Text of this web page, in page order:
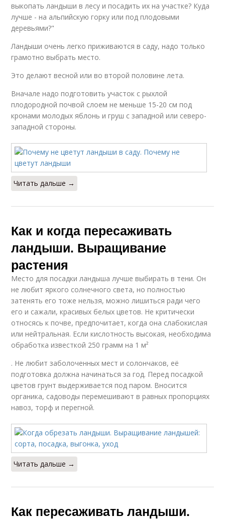
выкопать ландыши в лесу и посадить их на участке? Куда
лучше - на альпийскую горку или под плодовыми
деревьями?"
Ландыши очень легко приживаются в саду, надо только
грамотно выбрать место.
Это делают весной или во второй половине лета.
Вначале надо подготовить участок с рыхлой
плодородной почвой слоем не меньше 15-20 см под
кронами молодых яблонь и груш с западной или северо-
западной стороны.
Читать дальше →
Как и когда пересаживать
ландыши. Выращивание
растения
Место для посадки ландыша лучше выбирать в тени. Он
не любит яркого солнечного света, но полностью
затенять его тоже нельзя, можно лишиться ради чего
его и сажали, красивых белых цветов. Не критически
относясь к почве, предпочитает, когда она слабокислая
или нейтральная. Если кислотность высокая, необходима
обработка известкой 250 грамм на 1 м²
. Не любит заболоченных мест и солончаков, её
подготовка должна начинаться за год. Перед посадкой
цветов грунт выдерживается под паром. Вносится
органика, садоводы перемешивают в равных пропорциях
навоз, торф и перегной.
Читать дальше →
Как пересаживать ландыши.